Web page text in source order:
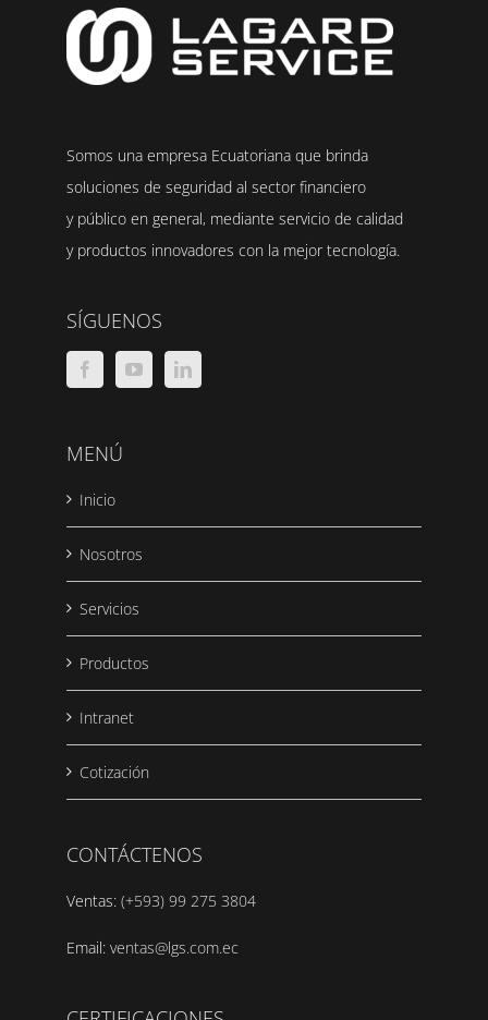
Somos una empresa Ecuatoriana que brinda
soluciones de seguridad al sector financiero
y público en general, mediante servicio de calidad
y productos innovadores con la mejor tecnología.
SÍGUENOS
MENÚ
Inicio
Nosotros
Servicios
Productos
Intranet
Cotización
CONTÁCTENOS
Ventas: (+593) 99 275 3804
Email: ventas@lgs.com.ec